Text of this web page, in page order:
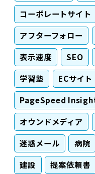
コーポレートサイト
アフターフォロー
表示速度
SEO
学習塾
ECサイト
PageSpeed
オウンドメディア
迷惑メール
病院
建設
提案依頼書